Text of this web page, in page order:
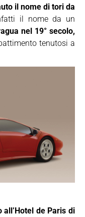
il nome di tori da
il nome da un
nel 19° secolo,
tenutosi a
de Paris di